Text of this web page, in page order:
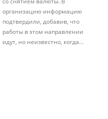
организацию информацию
подтвердили, добавив, что
работы в этом направлении
идут, но неизвестно, когда...